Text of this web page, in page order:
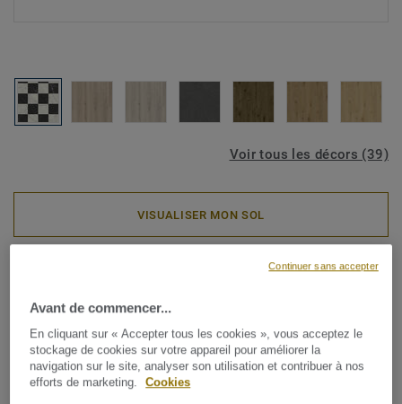
Voir tous les décors (39)
VISUALISER MON SOL
ICONIK Resist - Logis BLACK
& WHITE
Notre collection haute performance la plus vendue pour
les zones à fort trafic, disponible dans une large gamme de
Avant de commencer...
En cliquant sur « Accepter tous les cookies », vous acceptez le
stockage de cookies sur votre appareil pour améliorer la
navigation sur le site, analyser son utilisation et contribuer à nos
efforts de marketing.
Cookies
Continuer sans accepter